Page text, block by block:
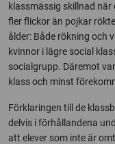
klassmässig skillnad
fler flickor än pojkar
ålder: Både rökning och
kvinnor i lägre social
socialgrupp. Däremot
klass och minst
Förklaringen till de
delvis i förhållandena
att elever som inte är